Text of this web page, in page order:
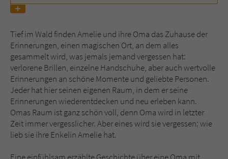
Tief im Wald finden Amelie und ihre Oma das Zuhause der
Erinnerungen, einen magischen Ort, an dem alles
gesammelt wird, was jemals jemand vergessen hat:
verlorene Brillen, einzelne Handschuhe, aber auch wertvolle
Erinnerungen an schöne Momente und geliebte Personen.
Jeder hat hier seinen eigenen Raum, in dem er seine
Erinnerungen wiederentdecken und neu erleben kann.
Omas Raum ist ganz schön voll, denn Oma wird in letzter
Zeit immer vergesslicher. Aber eines wird sie vergessen: wie
lieb sie ihre Enkelin Amelie hat.
Anbieter Literatur-Couch Medien GmbH & Co. KG
Laufzeit 1 Jahr
Zweck Cookie für Kommentare einzelner Buchtitel
Name fe_typo_user